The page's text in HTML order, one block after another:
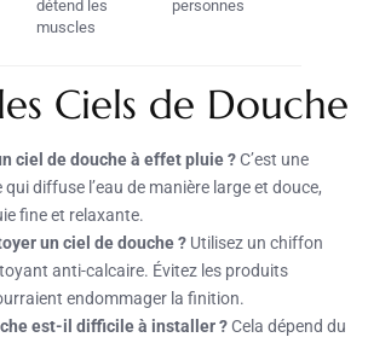
détend les
muscles
personnes
Ciels de Douche
ciel de douche à effet pluie ?C’est une
diffuse l’eau de manière large et douce,
fine et relaxante.
un ciel de douche ? Utilisez un chiffon
anti-calcaire. Évitez les produits
endommager la finition.
est-il difficile à installer ?Cela dépend du